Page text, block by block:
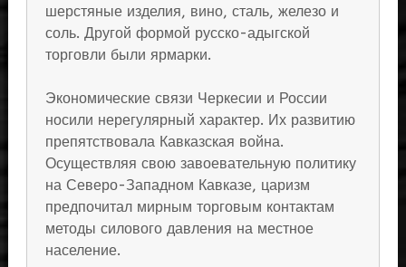
шерстяные изделия, вино, сталь, железо и
соль. Другой формой русско-адыгской
торговли были ярмарки.
Экономические связи Черкесии и России
носили нерегулярный характер. Их развитию
препятствовала Кавказская война.
Осуществляя свою завоевательную политику
на Северо-Западном Кавказе, царизм
предпочитал мирным торговым контактам
методы силового давления на местное
население.